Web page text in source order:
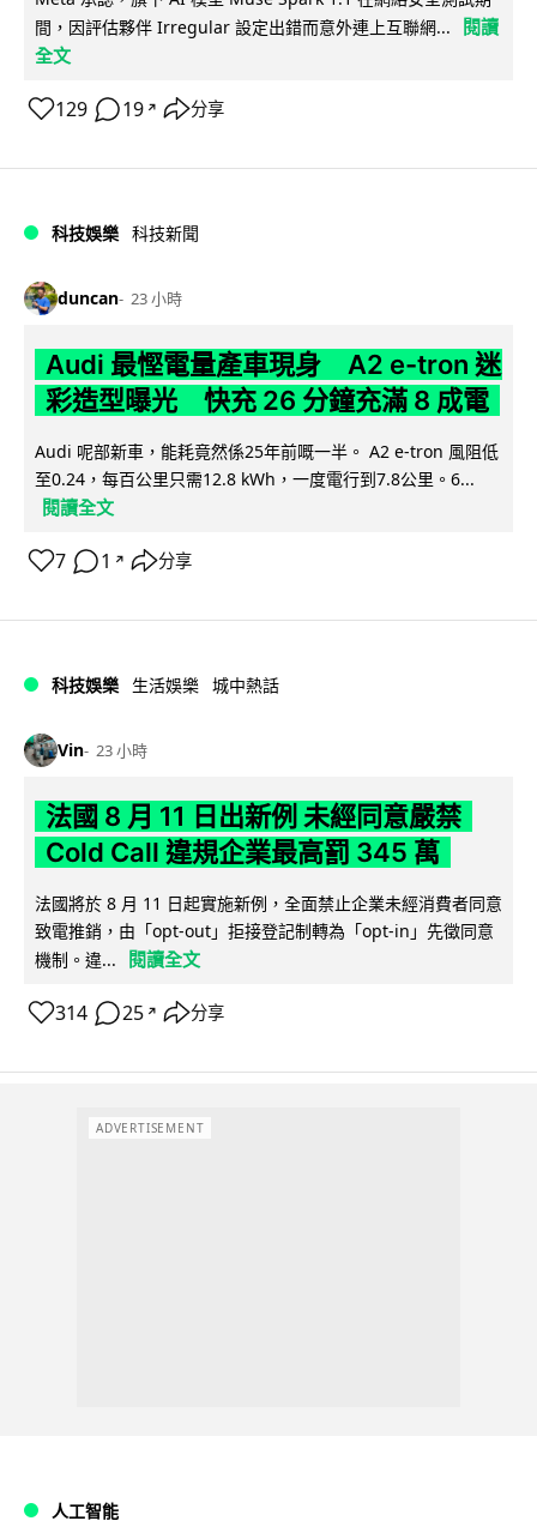
間，因評估夥伴 Irregular 設定出錯而意外連上互聯網...
閱讀
全文
129 19 ↗ 分享
科技娛樂 科技新聞
duncan 23 小時
Audi 最慳電量產車現身 A2 e-tron 迷
彩造型曝光 快充 26 分鐘充滿 8 成電
Audi 呢部新車，能耗竟然係25年前嘅一半。 A2 e-tron 風阻低
至0.24，每百公里只需12.8 kWh，一度電行到7.8公里。6...
閱讀全文
7 1 ↗ 分享
科技娛樂 生活娛樂 城中熱話
Vin 23 小時
法國 8 月 11 日出新例 未經同意嚴禁
Cold Call 違規企業最高罰 345 萬
法國將於 8 月 11 日起實施新例，全面禁止企業未經消費者同意
致電推銷，由「opt-out」拒接登記制轉為「opt-in」先徵同意
機制。違...
閱讀全文
314 25 ↗ 分享
ADVERTISEMENT
人工智能